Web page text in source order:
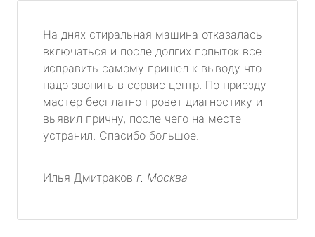
На днях стиральная машина отказалась
включаться и после долгих попыток все
исправить самому пришел к выводу что
надо звонить в сервис центр. По приезду
мастер бесплатно провет диагностику и
выявил причну, после чего на месте
устранил. Спасибо большое.
Илья Дмитраков г. Москва